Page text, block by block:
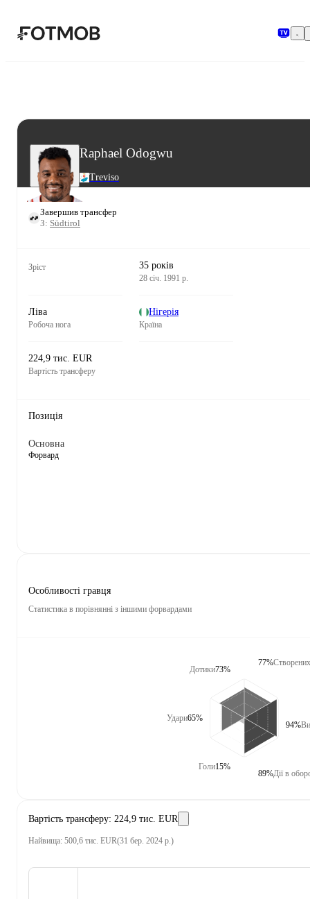
Raphael Odogwu
Treviso
Завершив трансфер
З: Südtirol
Зріст 35 років
28 січ. 1991 р.
Ліва
Робоча нога
Нігерія
Країна
224,9 тис. EUR
Вартість трансферу
Позиція
Основна
Форвард
Особливості гравця
Статистика в порівнянні з іншими форвардами
Дотики73%
Удари65%
Голи15%
77%
94%
Дії в
89%
Вартість трансферу: 224,9 тис. EUR
Найвища: 500,6 тис. EUR(31 бер. 2024 р.)